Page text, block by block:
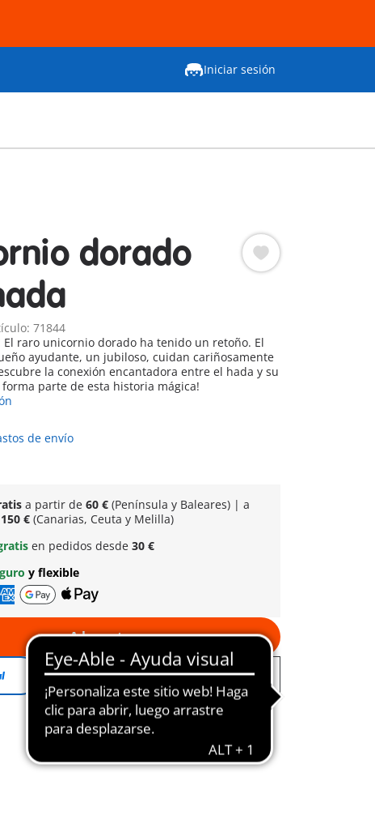
Iniciar sesión
dorado
71844
El raro unicornio dorado ha tenido un retoño. El
ayudante, un jubiloso, cuidan cariñosamente
la conexión encantadora entre el hada y su
parte de esta historia mágica!
de envío
a partir de 60 €(Península y Baleares) | a
150 €(Canarias, Ceuta y Melilla)
en pedidos desde 30 €
y flexible
A la cesta